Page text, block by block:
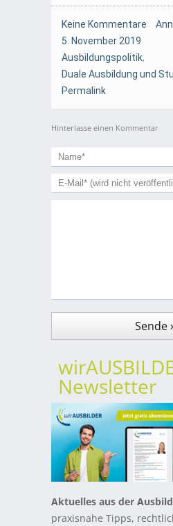
Keine Kommentare
5. November 2019
Ausbildungspolitik,
Duale Ausbildung und
Permalink
Hinterlasse einen Kommentar
Newsletter
Aktuelles aus der
praxisnahe Tipps,